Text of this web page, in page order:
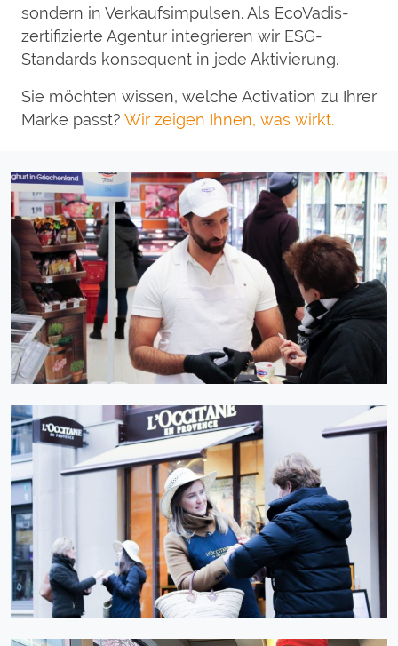
sondern in Verkaufsimpulsen. Als EcoVadis-
zertifizierte Agentur integrieren wir ESG-
Standards konsequent in jede Aktivierung.
Sie möchten wissen, welche Activation zu Ihrer
Marke passt? Wir zeigen Ihnen, was wirkt.
INSTORE TASTINGS
OUT STORE PROMOTIONS